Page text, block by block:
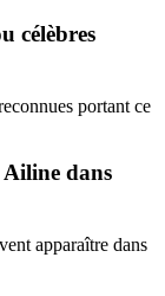
célèbres
portant ce
Ailine dans
apparaître dans